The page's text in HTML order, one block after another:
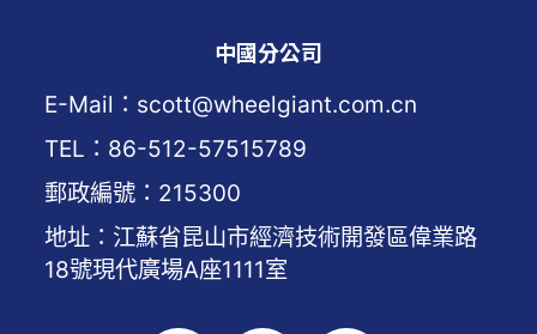
中國分公司
E-Mail：scott@wheelgiant.com.cn
TEL：86-512-57515789
郵政編號：215300
地址：江蘇省昆山市經濟技術開發區偉業路
18號現代廣場A座1111室